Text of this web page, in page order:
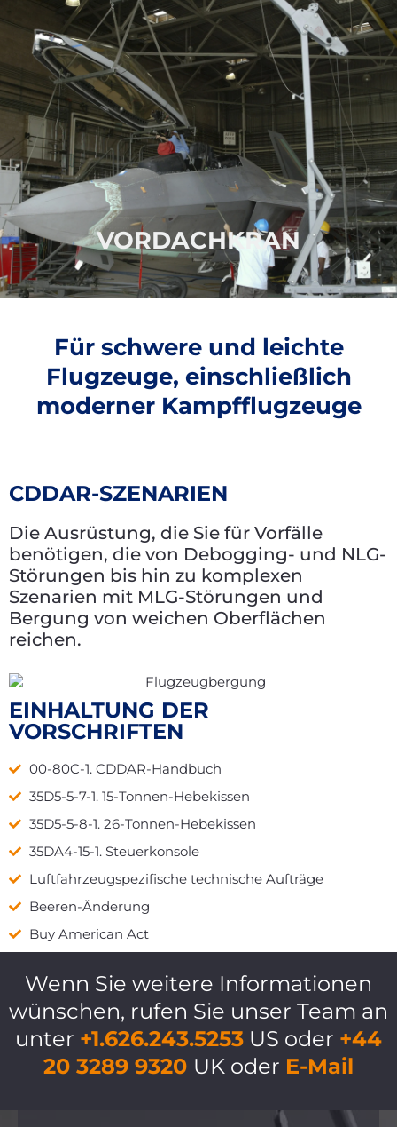
VORDACHKRAN
MULTI-AIRCRAFT
WARTUNG
CRANE
Canopy-Kran für Leichtflugzeuge und
Hubschrauber
WEITERE INFORMATIONEN
Für schwere und leichte
Flugzeuge, einschließlich
moderner Kampfflugzeuge
CDDAR-SZENARIEN
Die Ausrüstung, die Sie für Vorfälle
benötigen, die von Debogging- und NLG-
Störungen bis hin zu komplexen
Szenarien mit MLG-Störungen und
Bergung von weichen Oberflächen
reichen.
EINHALTUNG DER
VORSCHRIFTEN
00-80C-1. CDDAR-Handbuch
35D5-5-7-1. 15-Tonnen-Hebekissen
35D5-5-8-1. 26-Tonnen-Hebekissen
35DA4-15-1. Steuerkonsole
Luftfahrzeugspezifische technische Aufträge
Beeren-Änderung
Buy American Act
Wenn Sie weitere Informationen
wünschen, rufen Sie unser Team an
unter +1.626.243.5253 US oder +44
20 3289 9320 UK oder E-Mail